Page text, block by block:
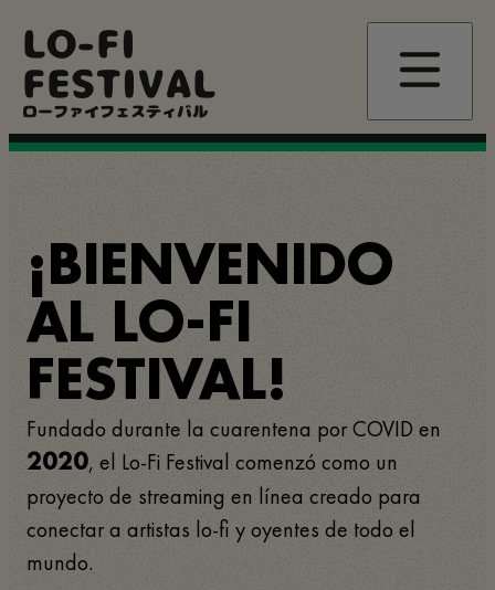
contenido
principal
LO-FI
FESTIVAL
ローファイフェスティバル
¡BIENVENIDO
AL LO-FI
FESTIVAL!
Fundado durante la cuarentena por COVID en
2020, el Lo-Fi Festival comenzó como un
proyecto de streaming en línea creado para
conectar a artistas lo-fi y oyentes de todo el
mundo.